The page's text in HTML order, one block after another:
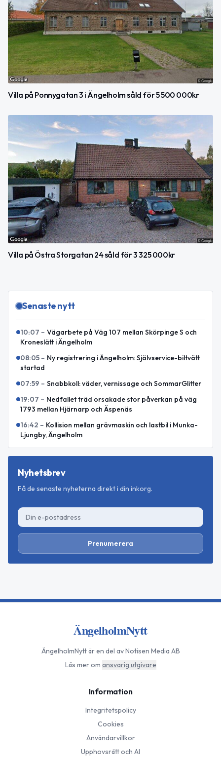
Villa på Ponnygatan 3 i Ängelholm såld för 5 500 000kr
Villa på Östra Storgatan 24 såld för 3 325 000kr
Senaste nytt
10:07 – Vägarbete på Väg 107 mellan Skörpinge S och
Kroneslätt i Ängelholm
08:05 – Ny registrering i Ängelholm: Självservice-biltvätt
startad
07:59 – Snabbkoll: väder, vernissage och SommarGlitter
19:07 – Nedfallet träd orsakade stor påverkan på väg
1793 mellan Hjärnarp och Äspenäs
16:42 – Kollision mellan grävmaskin och lastbil i Munka-
Ljungby, Ängelholm
Nyhetsbrev
Få de senaste nyheterna direkt i din inkorg.
Prenumerera
ÄngelholmNytt
ÄngelholmNyttär en del av Notisen Media AB
Läs mer om ansvarig utgivare
Information
Integritetspolicy
Cookies
Användarvillkor
Upphovsrätt och AI